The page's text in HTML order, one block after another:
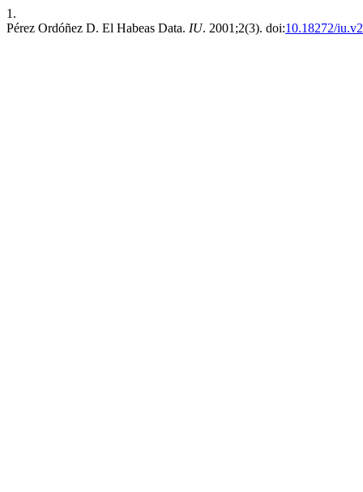
1.
Pérez Ordóñez D. El Habeas Data. IU. 2001;2(3). doi:10.18272/